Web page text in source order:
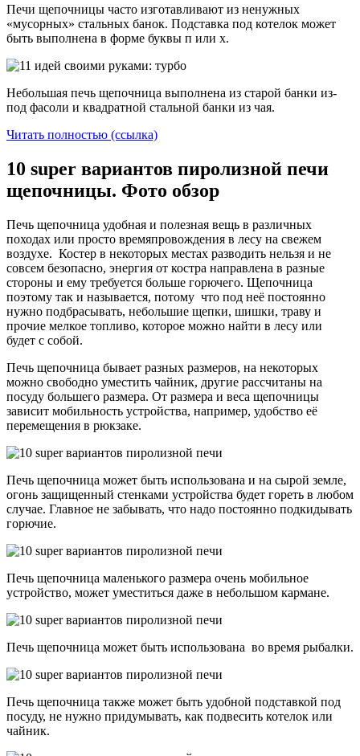
Печи щепочницы часто изготавливают из ненужных
«мусорных» стальных банок. Подставка под котелок может
быть выполнена в форме буквы п или х.
Небольшая печь щепочница выполнена из старой банки из-
под фасоли и квадратной стальной банки из чая.
Читать полностью (ссылка)
10 super вариантов пиролизной печи
щепочницы. Фото обзор
Печь щепочница удобная и полезная вещь в различных
походах или просто времяпровождения в лесу на свежем
воздухе. Костер в некоторых местах разводить нельзя и не
совсем безопасно, энергия от костра направлена в разные
стороны и ему требуется больше горючего. Щепочница
поэтому так и называется, потому что под неё постоянно
нужно подбрасывать, небольшие щепки, шишки, траву и
прочие мелкое топливо, которое можно найти в лесу или
будет с собой.
Печь щепочница бывает разных размеров, на некоторых
можно свободно уместить чайник, другие рассчитаны на
посуду большего размера. От размера и веса щепочницы
зависит мобильность устройства, например, удобство её
перемещения в рюкзаке.
Печь щепочница может быть использована и на сырой земле,
огонь защищенный стенками устройства будет гореть в любом
случае. Главное не забывать, что надо постоянно подкидывать
горючие.
Печь щепочница маленького размера очень мобильное
устройство, может уместиться даже в небольшом кармане.
Печь щепочница может быть использована во время рыбалки.
Печь щепочница также может быть удобной подставкой под
посуду, не нужно придумывать, как подвесить котелок или
чайник.